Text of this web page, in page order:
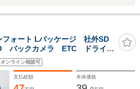
ォート Lパッケージ 社外SD
バックカメラ ETC ドライブ
ー(スペア有) シートヒーター
オーナー 360度スーパー
オンライン相談可
支払総額 本体価格